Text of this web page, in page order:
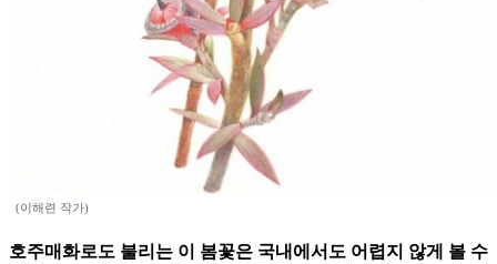
(이해련 작가)
호주매화로도 불리는 이 봄꽃은 국내에서도 어렵지 않게 볼 수